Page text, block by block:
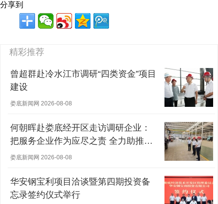
分享到
精彩推荐
曾超群赴冷水江市调研“四类资金”项目
建设
娄底新闻网 2026-08-08
何朝晖赴娄底经开区走访调研企业：
把服务企业作为应尽之责 全力助推经
营主体稳健发展
娄底新闻网 2026-08-08
华安钢宝利项目洽谈暨第四期投资备
忘录签约仪式举行